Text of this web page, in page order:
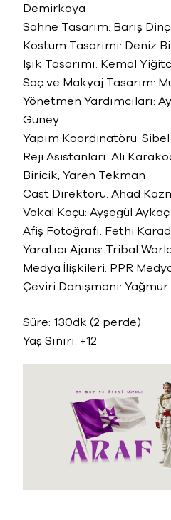
Demirkaya
Sahne Tasarım: Barış
Kostüm Tasarımı: Deniz
Işık Tasarımı: Kemal
Saç ve Makyaj Tasarım:
Yönetmen Yardımcıları:
Güney
Yapım Koordinatörü:
Reji Asistanları: Ali
Biricik, Yaren Tekman
Cast Direktörü: Ahad
Vokal Koçu: Ayşegül Aykaç
Afiş Fotoğrafı: Fethi
Yaratıcı Ajans: Tribal
Medya İlişkileri: PPR
Çeviri Danışmanı:
Süre: 130dk (2 perde)
Yaş Sınırı: +12